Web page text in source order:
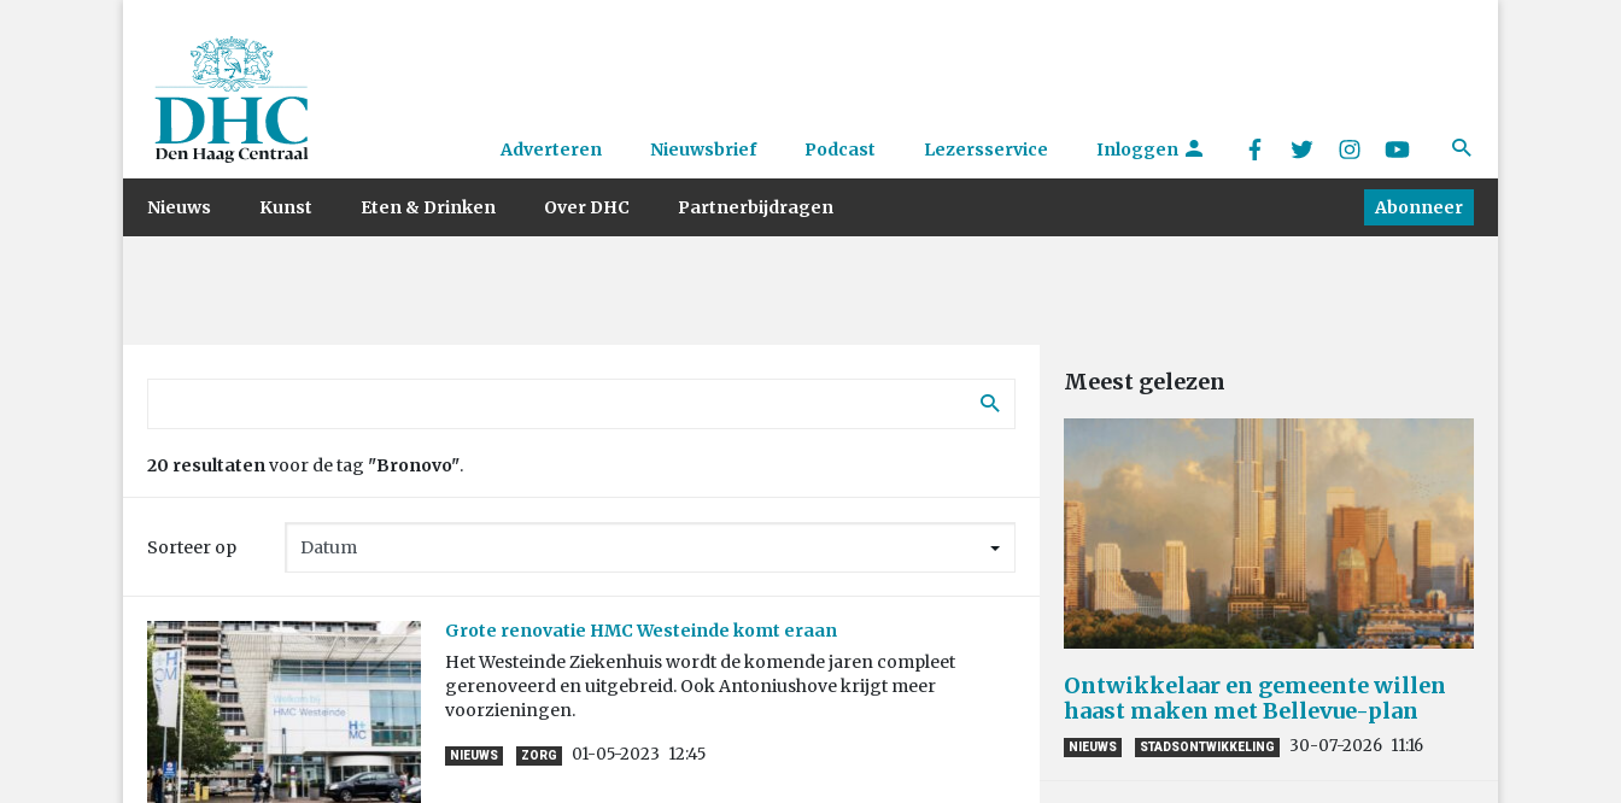
Adverteren Nieuwsbrief Podcast Lezersservice Inloggen
Nieuws Kunst Eten & Drinken Over DHC Partnerbijdragen Abonneer
20 resultatenvoor de tag "Bronovo".
Sorteer op
Grote renovatie HMC Westeinde komt eraan
Het Westeinde Ziekenhuis wordt de komende jaren compleet
gerenoveerd en uitgebreid. Ook Antoniushove krijgt meer
voorzieningen.
NIEUWS ZORG 01-05-2023 12:45
Meest gelezen
Ontwikkelaar en gemeente willen
haast maken met Bellevue-plan
NIEUWS STADSONTWIKKELING 30-07-2026 11:16